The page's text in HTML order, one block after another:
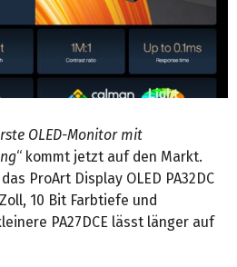
OLED-Monitor mit
“ kommt jetzt auf den Markt.
ProArt Display OLED PA32DC
10 Bit Farbtiefe und
PA27DCE lässt länger auf